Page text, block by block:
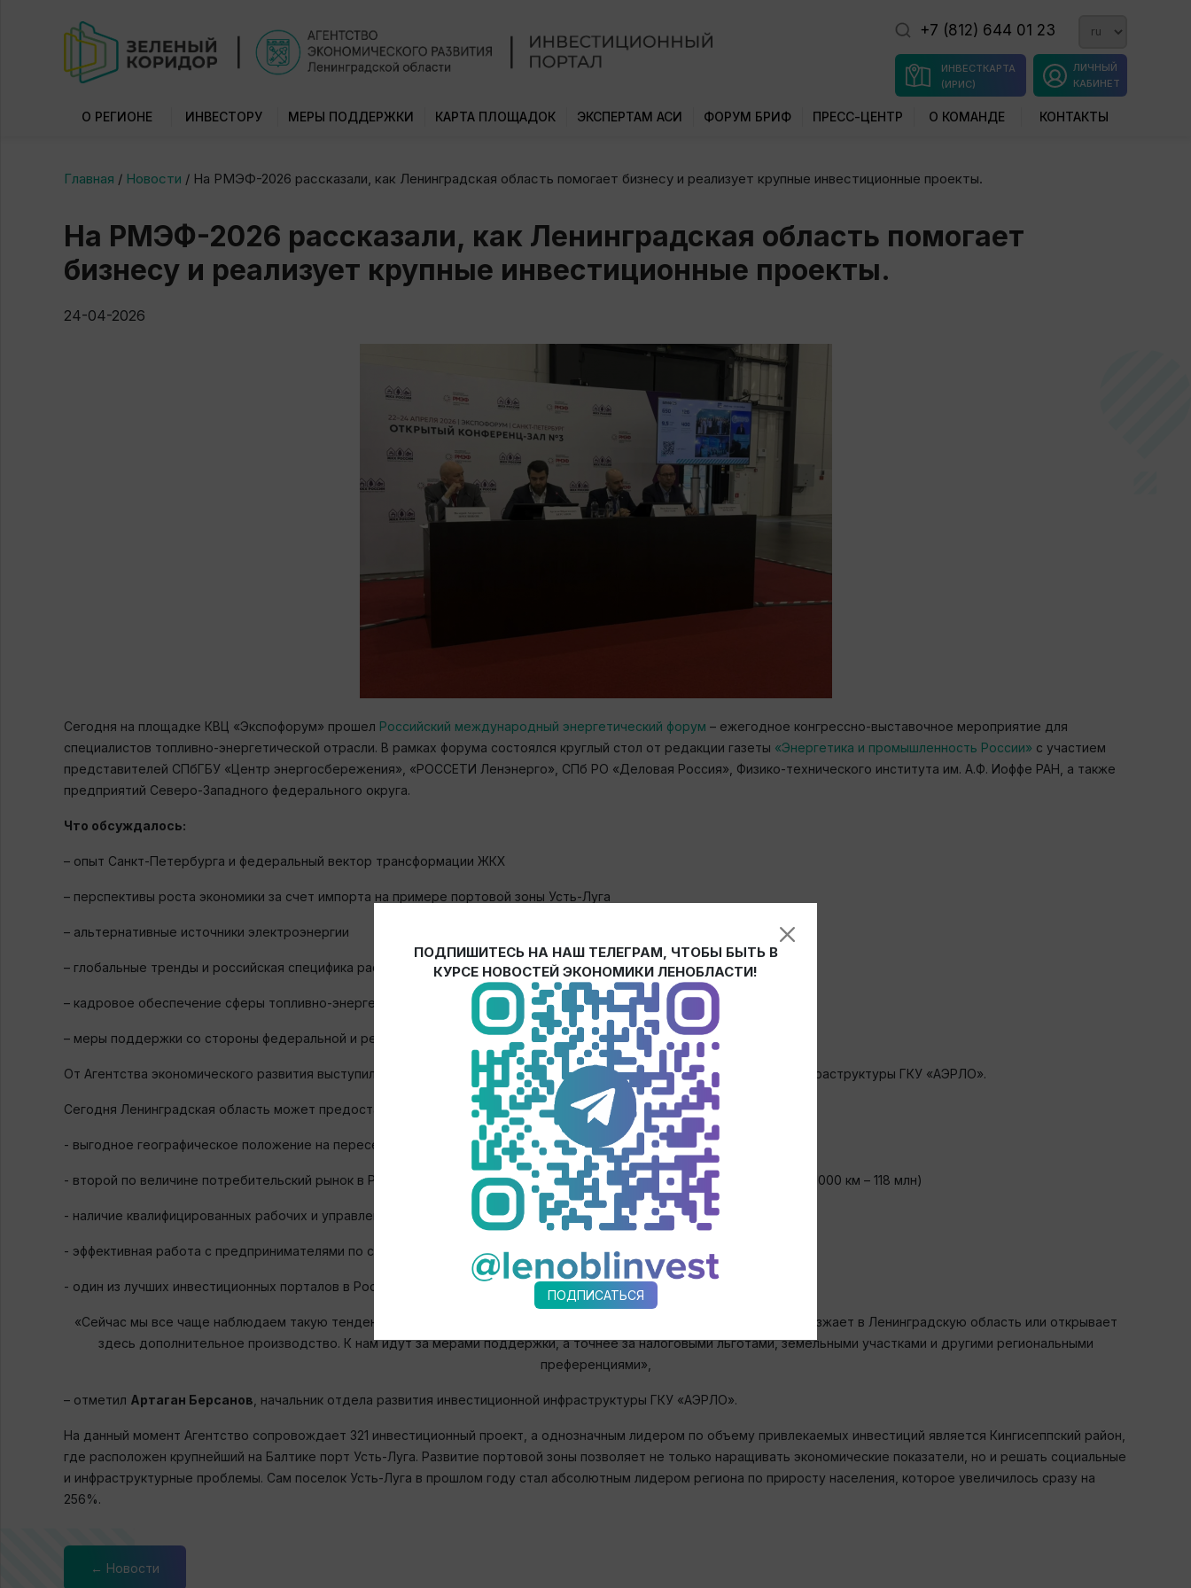
+7 (812) 644 01 23
ЛИЧНЫЙ
КАБИНЕТ
ИНВЕСТКАРТА
(ИРИС)
О РЕГИОНЕ ИНВЕСТОРУ МЕРЫ ПОДДЕРЖКИ КАРТА ПЛОЩАДОК ЭКСПЕРТАМ АСИ ФОРУМ БРИФ ПРЕСС-ЦЕНТР О КОМАНДЕ КОНТАКТЫ
Главная / Новости / На РМЭФ-2026 рассказали, как Ленинградская область помогает бизнесу и реализует крупные инвестиционные проекты.
На РМЭФ-2026 рассказали, как Ленинградская область помогает
бизнесу и реализует крупные инвестиционные проекты.
24-04-2026
Сегодня на площадке КВЦ «Экспофорум» прошел Российский международный энергетический форум – ежегодное конгрессно-выставочное мероприятие для
специалистов топливно-энергетической отрасли. В рамках форума состоялся круглый стол от редакции газеты «Энергетика и промышленность России» с участием
представителей СПбГБУ «Центр энергосбережения», «РОССЕТИ Ленэнерго», СПб РО «Деловая Россия», Физико-технического института им. А.Ф. Иоффе РАН, а также
предприятий Северо-Западного федерального округа.
Что обсуждалось:
– опыт Санкт-Петербурга и федеральный вектор трансформации ЖКХ
– перспективы роста экономики за счет импорта на примере портовой зоны Усть-Луга
– альтернативные источники электроэнергии
– глобальные тренды и российская специфика распределенной водородной энергетики
– кадровое обеспечение сферы топливно-энергетического комплекса РФ
– меры поддержки со стороны федеральной и региональной власти
От Агентства экономического развития выступил Артаган Берсанов , начальник отдела развития инвестиционной инфраструктуры ГКУ «АЭРЛО».
Сегодня Ленинградская область может предоставить бизнесу целый набор конкурентных преимуществ:
- выгодное географическое положение на пересечении международных транспортных коридоров
- второй по величине потребительский рынок в РФ (7,4 млн человек проживают в пределах агломерации, а в радиусе 1000 км – 118 млн)
- наличие квалифицированных рабочих и управленческих кадров
- эффективная работа с предпринимателями по системе «Зеленый коридор для инвестора»
- один из лучших инвестиционных порталов в России
«Сейчас мы все чаще наблюдаем такую тенденцию: инвестор с арендованных площадей в Санкт-Петербурге переезжает в Ленинградскую область или открывает
здесь дополнительное производство. К нам идут за мерами поддержки, а точнее за налоговыми льготами, земельными участками и другими региональными
преференциями»,
– отметил Артаган Берсанов , начальник отдела развития инвестиционной инфраструктуры ГКУ «АЭРЛО».
На данный момент Агентство сопровождает 321 инвестиционный проект, а однозначным лидером по объему привлекаемых инвестиций является Кингисеппский район,
где расположен крупнейший на Балтике порт Усть-Луга. Развитие портовой зоны позволяет не только наращивать экономические показатели, но и решать социальные
и инфраструктурные проблемы. Сам поселок Усть-Луга в прошлом году стал абсолютным лидером региона по приросту населения, которое увеличилось сразу на
256%.
← Новости
ПОДПИШИТЕСЬ НА НАШ ТЕЛЕГРАМ, ЧТОБЫ БЫТЬ В
КУРСЕ НОВОСТЕЙ ЭКОНОМИКИ ЛЕНОБЛАСТИ!
ПОДПИСАТЬСЯ